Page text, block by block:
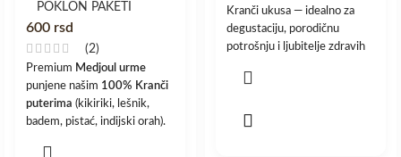
POKLON PAKETI
600 rsd
(2)
Premium Medjoul urme
punjene našim 100% Kranči
puterima (kikiriki, lešnik,
badem, pistać, indijski orah).
✔️ Bez dodatog šećera
Kranči ukusa — idealno za
degustaciju, porodičnu
potrošnju i ljubitelje zdravih
paketu.